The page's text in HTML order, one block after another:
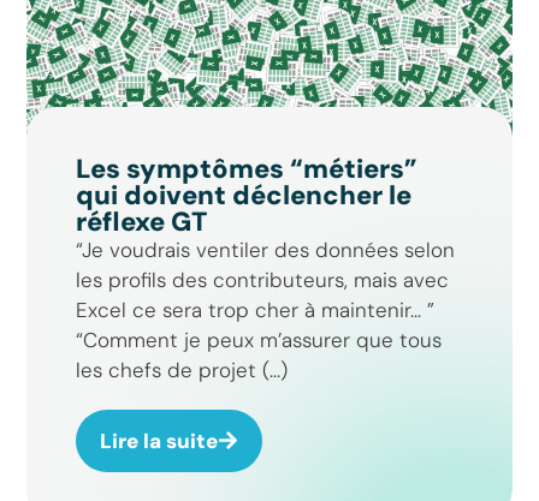
Les symptômes “métiers”
qui doivent déclencher le
réflexe GT
“Je voudrais ventiler des données selon
les profils des contributeurs, mais avec
Excel ce sera trop cher à maintenir… ”
“Comment je peux m’assurer que tous
les chefs de projet (...)
Lire la suite